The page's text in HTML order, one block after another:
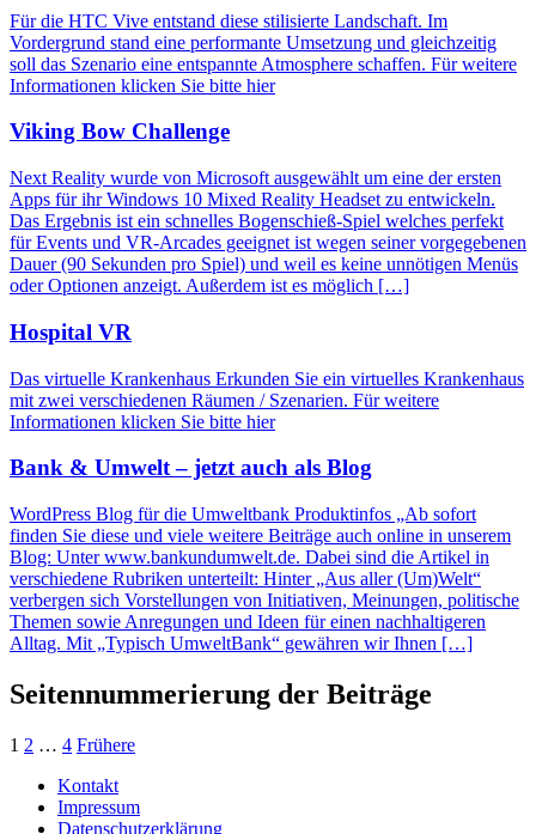
Für die HTC Vive entstand diese stilisierte Landschaft. Im
Vordergrund stand eine performante Umsetzung und gleichzeitig
soll das Szenario eine entspannte Atmosphere schaffen. Für weitere
Informationen klicken Sie bitte hier
Viking Bow Challenge
Next Reality wurde von Microsoft ausgewählt um eine der ersten
Apps für ihr Windows 10 Mixed Reality Headset zu entwickeln.
Das Ergebnis ist ein schnelles Bogenschieß-Spiel welches perfekt
für Events und VR-Arcades geeignet ist wegen seiner vorgegebenen
Dauer (90 Sekunden pro Spiel) und weil es keine unnötigen Menüs
oder Optionen anzeigt. Außerdem ist es möglich […]
Hospital VR
Das virtuelle Krankenhaus Erkunden Sie ein virtuelles Krankenhaus
mit zwei verschiedenen Räumen / Szenarien. Für weitere
Informationen klicken Sie bitte hier
Bank & Umwelt – jetzt auch als Blog
WordPress Blog für die Umweltbank Produktinfos „Ab sofort
finden Sie diese und viele weitere Beiträge auch online in unserem
Blog: Unter www.bankundumwelt.de. Dabei sind die Artikel in
verschiedene Rubriken unterteilt: Hinter „Aus aller (Um)Welt“
verbergen sich Vorstellungen von Initiativen, Meinungen, politische
Themen sowie Anregungen und Ideen für einen nachhaltigeren
Alltag. Mit „Typisch UmweltBank“ gewähren wir Ihnen […]
Seitennummerierung der Beiträge
1 2 … 4 Frühere
Kontakt
Impressum
Datenschutzerklärung